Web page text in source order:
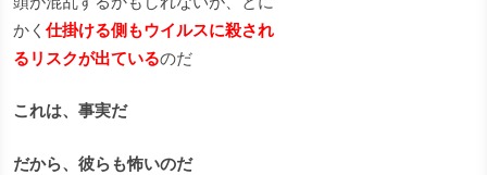
かく 仕掛ける側もウイルスに殺され
るリスクが出ているのだ
これは、事実だ
だから、彼らも怖いのだ